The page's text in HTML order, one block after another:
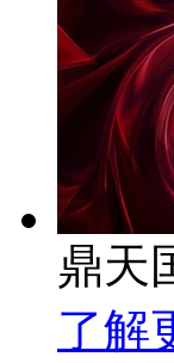
鼎天
了解